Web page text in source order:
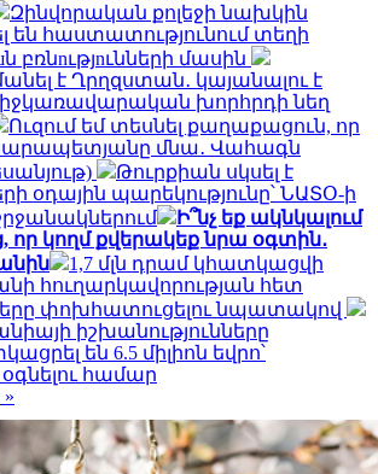
Զինվորական քոլեջի նախկին
են հաստատությունում տեղի
բռնnւթյnւնների մասին
է Ղրղզստան․ կայանալու է
խորհրդի նեղ
Ուզում եմ տեսնել քաղաքացուն, որ
մնա․ Վահագն
Թուրքիան սկսել է
օդային պարեկությունը՝ ՆԱՏՕ-ի
Ի՞նչ եք ակնկալում
կողմ քվերակեք նրա օգտին․
1,7 մլն դրամ կհատկացվի
հուղարկավորության հետ
փոխհատուցելու նպատակով
իշխանությունները
են 6.5 միլիոն եվրո՝
համար